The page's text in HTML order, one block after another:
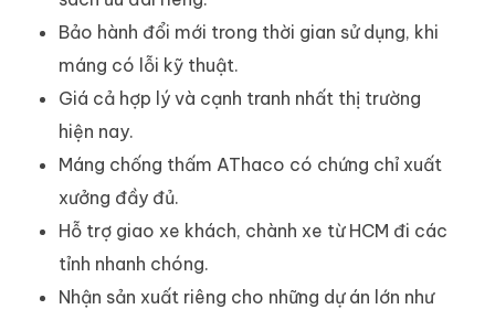
Bảo hành đổi mới trong thời gian sử dụng, khi
máng có lỗi kỹ thuật.
Giá cả hợp lý và cạnh tranh nhất thị trường
hiện nay.
Máng chống thấm AThaco có chứng chỉ xuất
xưởng đầy đủ.
Hỗ trợ giao xe khách, chành xe từ HCM đi các
tỉnh nhanh chóng.
Nhận sản xuất riêng cho những dự án lớn như